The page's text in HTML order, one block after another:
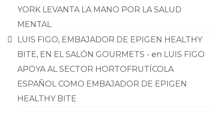
YORK LEVANTA LA MANO POR LA SALUD
MENTAL
LUIS FIGO, EMBAJADOR DE EPIGEN HEALTHY
BITE, EN EL SALÓN GOURMETS - en LUIS FIGO
APOYA AL SECTOR HORTOFRUTÍCOLA
ESPAÑOL COMO EMBAJADOR DE EPIGEN
HEALTHY BITE